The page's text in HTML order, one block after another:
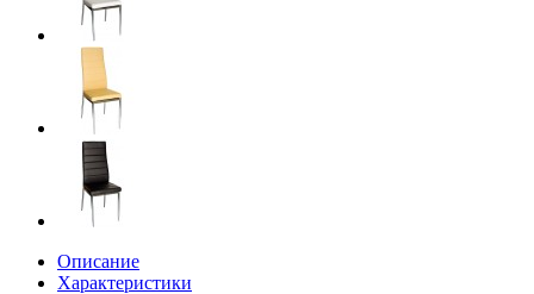
Описание
Характеристики